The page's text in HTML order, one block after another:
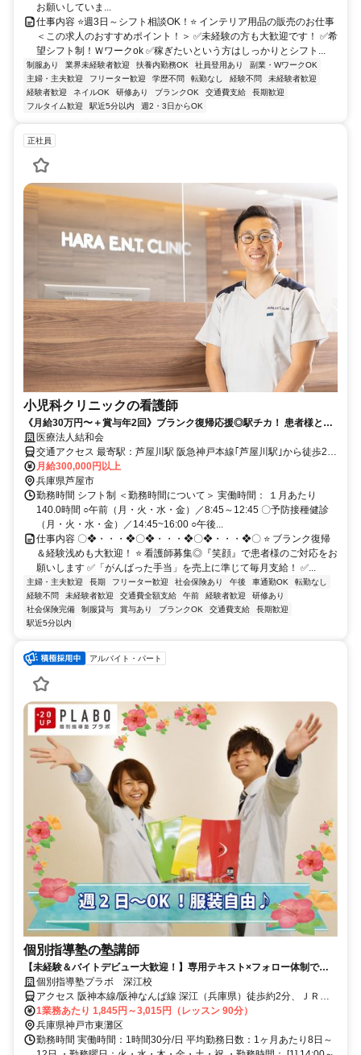
お願いしていま...
仕事内容 ⭐週3日～シフト相談OK！⭐ インテリア用品の販売のお仕事
＜この求人のおすすめポイント！＞ ✅未経験の方も大歓迎です！ ✅希
望シフト制！Ｗワークok ✅稼ぎたいという方はしっかりとシフト...
制服あり 業界未経験者歓迎 扶養内勤務OK 社員登用あり
副業・WワークOK
主婦・主夫歓迎
フリーター歓迎 学歴不問 転勤なし 経験不問
未経験者歓迎
経験者歓迎
ネイルOK 研修あり ブランクOK 交通費支給
長期歓迎
フルタイム歓迎
駅近5分以内 週2・3日からOK
正社員
小児科クリニックの看護師
《月給30万円〜＋賞与年2回》ブランク復帰応援◎駅チカ！ 患者様とじ
っくり向き合える小児科クリニック。夜勤なし！ ⭐毎月『がんばった手
当』あり
医療法人結和会
交通アクセス 最寄駅：芦屋川駅 阪急神戸本線｢芦屋川駅｣から徒歩2分
【勤務地】 兵庫県芦屋市月若町8-2-2 アマーレ芦屋川1F ひよこキッ
ズクリニック
月給300,000円以上
兵庫県芦屋市
勤務時間 シフト制 ＜勤務時間について＞ 実働時間： １月あたり
140.0時間 ○午前（月・火・水・金）／8:45～12:45 〇予防接種健診
（月・火・水・金）／14:45~16:00 ○午後...
仕事内容 〇❖・・・❖〇❖・・・❖〇❖・・・❖〇 ⭐️ ブランク復帰
＆経験浅めも大歓迎！ ⭐️ 看護師募集◎『笑顔』で患者様のご対応をお
願いします ✅「がんばった手当」を売上に準じて毎月支給！ ✅...
主婦・主夫歓迎 長期 フリーター歓迎 社会保険あり 午後 車通勤OK
転勤なし
経験不問
未経験者歓迎 交通費全額支給 午前 経験者歓迎
研修あり
社会保険完備
制服貸与 賞与あり ブランクOK 交通費支給
長期歓迎
駅近5分以内
アルバイト・パート
個別指導塾の塾講師
【未経験＆バイトデビュー大歓迎！】専用テキスト×フォロー体制で安
心スタート☆ ●週2日・1日1コマ～OK ●私服OK ●成績UPで年3回ボ
ーナスあり
個別指導塾プラボ 深江校
アクセス 阪神本線/阪神なんば線 深江（兵庫県）徒歩約2分、ＪＲ東
海道本線 甲南山手徒歩約16分、阪神本線/阪神なんば線 青木徒歩約15
分 深江駅より徒歩2分
1業務あたり 1,845円～3,015円（レッスン 90分）
兵庫県神戸市東灘区
勤務時間 実働時間：1時間30分/日 平均勤務日数：1ヶ月あたり8日～